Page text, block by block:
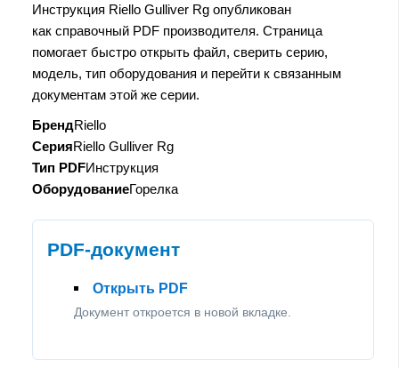
Инструкция Riello Gulliver Rg опубликован
как справочный PDF производителя. Страница
помогает быстро открыть файл, сверить серию,
модель, тип оборудования и перейти к связанным
документам этой же серии.
БрендRiello
СерияRiello Gulliver Rg
Тип PDFИнструкция
ОборудованиеГорелка
PDF-документ
Открыть PDF
Документ откроется в новой вкладке.